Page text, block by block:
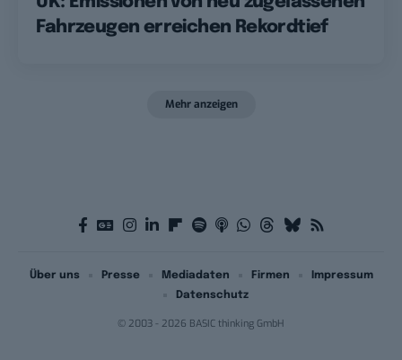
Fahrzeugen erreichen Rekordtief
Mehr anzeigen
© 2003 - 2026 BASIC thinking GmbH
Über uns Presse Mediadaten Firmen
Impressum
Datenschutz